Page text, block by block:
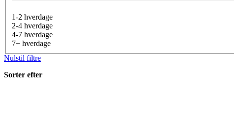
1-2 hverdage
2-4 hverdage
4-7 hverdage
7+ hverdage
Nulstil filtre
Sorter efter